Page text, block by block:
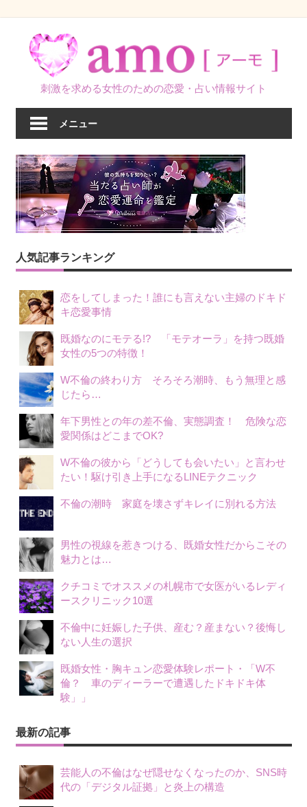
刺激を求める女性のための恋愛・占い情報サイト
メニュー
人気記事ランキング
恋をしてしまった！誰にも言えない主婦のドキド
キ恋愛事情
既婚なのにモテる!? 「モテオーラ」を持つ既婚
女性の5つの特徴！
W不倫の終わり方 そろそろ潮時、もう無理と感
じたら…
年下男性との年の差不倫、実態調査！ 危険な恋
愛関係はどこまでOK?
W不倫の彼から「どうしても会いたい」と言わせ
たい！駆け引き上手になるLINEテクニック
不倫の潮時 家庭を壊さずキレイに別れる方法
男性の視線を惹きつける、既婚女性だからこその
魅力とは…
クチコミでオススメの札幌市で女医がいるレディ
ースクリニック10選
不倫中に妊娠した子供、産む？産まない？後悔し
ない人生の選択
既婚女性・胸キュン恋愛体験レポート・「W不
倫？ 車のディーラーで遭遇したドキドキ体
験」」
最新の記事
芸能人の不倫はなぜ隠せなくなったのか、SNS時
代の「デジタル証拠」と炎上の構造